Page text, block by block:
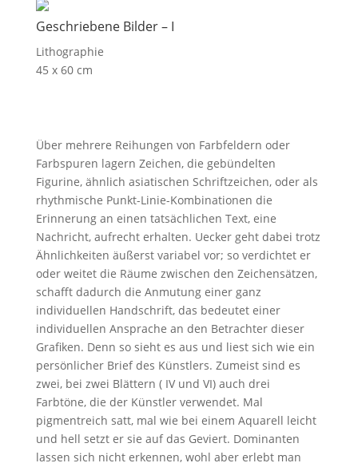
Geschriebene Bilder – I
Lithographie
45 x 60 cm
Über mehrere Reihungen von Farbfeldern oder
Farbspuren lagern Zeichen, die gebündelten
Figurine, ähnlich asiatischen Schriftzeichen, oder als
rhythmische Punkt-Linie-Kombinationen die
Erinnerung an einen tatsächlichen Text, eine
Nachricht, aufrecht erhalten. Uecker geht dabei trotz
Ähnlichkeiten äußerst variabel vor; so verdichtet er
oder weitet die Räume zwischen den Zeichensätzen,
schafft dadurch die Anmutung einer ganz
individuellen Handschrift, das bedeutet einer
individuellen Ansprache an den Betrachter dieser
Grafiken. Denn so sieht es aus und liest sich wie ein
persönlicher Brief des Künstlers. Zumeist sind es
zwei, bei zwei Blättern ( IV und VI) auch drei
Farbtöne, die der Künstler verwendet. Mal
pigmentreich satt, mal wie bei einem Aquarell leicht
und hell setzt er sie auf das Geviert. Dominanten
lassen sich nicht erkennen, wohl aber erlebt man